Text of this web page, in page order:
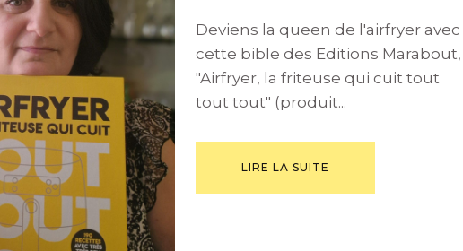
Deviens la queen de l'airfryer avec
cette bible des Editions Marabout,
"Airfryer, la friteuse qui cuit tout
tout tout" (produit...
LIRE LA SUITE